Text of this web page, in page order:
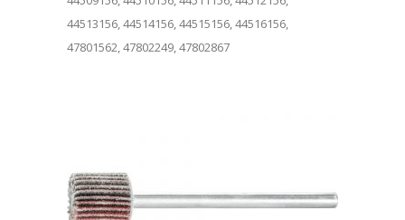
44513156, 44514156, 44515156, 44516156,
47801562, 47802249, 47802867